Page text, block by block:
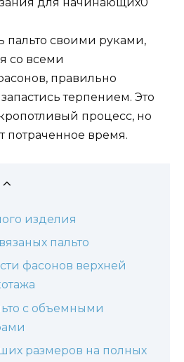
пальто своими руками,
со всеми
правильно
терпением. Это
процесс, но
потраченное время.
изделия
пальто
фасонов верхней
с объемными
размеров на полных